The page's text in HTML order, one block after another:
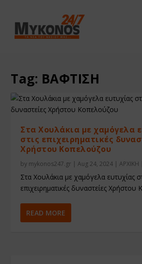
Tag: ΒΑΦΤΙΣΗ
Στα Χουλάκια με χαμόγελα
στις επιχειρηματικές
Χρήστου Κοπελούζου
by mykonos247.gr |Aug 24, 2024 |ΑΡΧΙΚΗ
Στα Χουλάκια με χαμόγελα ευτυχίας
επιχειρηματικές δυναστείες
READ MORE